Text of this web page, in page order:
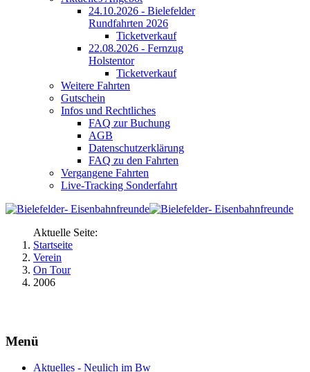
24.10.2026 - Bielefelder
Rundfahrten 2026
Ticketverkauf
22.08.2026 - Fernzug
Holstentor
Ticketverkauf
Weitere Fahrten
Gutschein
Infos und Rechtliches
FAQ zur Buchung
AGB
Datenschutzerklärung
FAQ zu den Fahrten
Vergangene Fahrten
Live-Tracking Sonderfahrt
Aktuelle Seite:
Startseite
Verein
On Tour
2006
Menü
Aktuelles - Neulich im Bw